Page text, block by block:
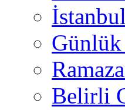
Günlük
Belirli